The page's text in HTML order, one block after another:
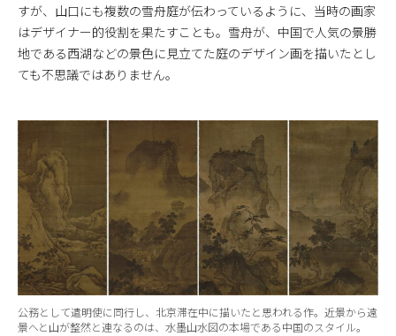
すが、山口にも複数の雪舟庭が伝わっているように、当時の画家
はデザイナー的役割を果たすことも。雪舟が、中国で人気の景勝
地である西湖などの景色に見立てた庭のデザイン画を描いたとし
ても不思議ではありません。
公務として遣明使に同行し、北京滞在中に描いたと思われる作。近景から遠
景へと山が整然と連なるのは、水墨山水図の本場である中国のスタイル。